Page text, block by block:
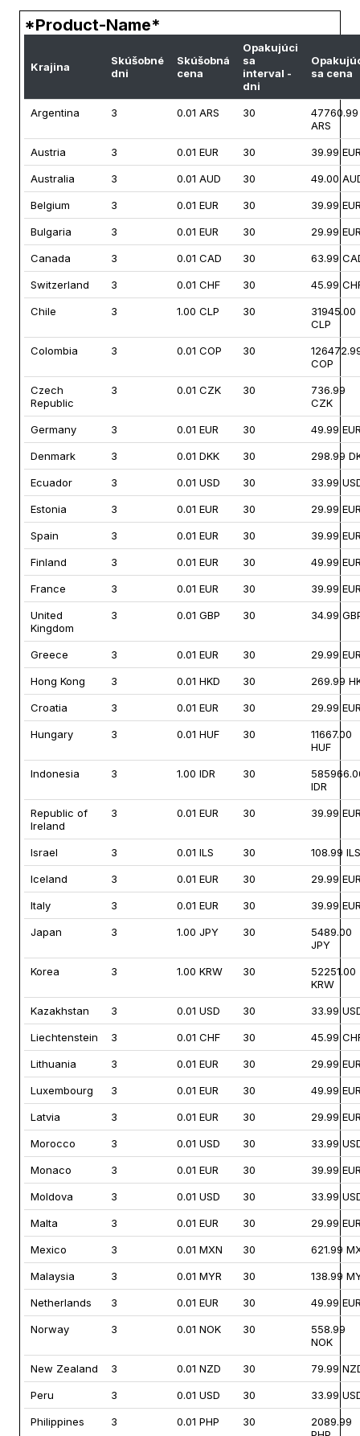
*Product-Name*
Krajina
Skúšobné
dni
Skúšobná
cena
Opakujúci
sa
interval -
dni
sa cena
Argentina 3 0.01 ARS 30
47760.99
ARS
Austria 3 0.01 EUR 30 39.99
Australia 3 0.01 AUD 30 49.00
Belgium 3 0.01 EUR 30 39.99
Bulgaria 3 0.01 EUR 30 29.99
Canada 3 0.01 CAD 30 63.99
Switzerland 3 0.01 CHF 30 45.99
Chile 3 1.00 CLP 30
31945.00
CLP
Colombia 3 0.01 COP 30
COP
Czech
Republic
3 0.01 CZK 30
736.99
CZK
Germany 3 0.01 EUR 30 49.99
Denmark 3 0.01 DKK 30 298.99
Ecuador 3 0.01 USD 30 33.99
Estonia 3 0.01 EUR 30 29.99
Spain 3 0.01 EUR 30 39.99
Finland 3 0.01 EUR 30 49.99
France 3 0.01 EUR 30 39.99
United
Kingdom
3 0.01 GBP 30 34.99
Greece 3 0.01 EUR 30 29.99
Hong Kong 3 0.01 HKD 30 269.99
Croatia 3 0.01 EUR 30 29.99
Hungary 3 0.01 HUF 30
11667.00
HUF
Indonesia 3 1.00 IDR 30
IDR
Republic of
Ireland
3 0.01 EUR 30 39.99
Israel 3 0.01 ILS 30 108.99 ILS
Iceland 3 0.01 EUR 30 29.99
Italy 3 0.01 EUR 30 39.99
Japan 3 1.00 JPY 30
5489.00
JPY
Korea 3 1.00 KRW 30
52251.00
KRW
Kazakhstan 3 0.01 USD 30 33.99
Liechtenstein 3 0.01 CHF 30 45.99
Lithuania 3 0.01 EUR 30 29.99
Luxembourg 3 0.01 EUR 30 49.99
Latvia 3 0.01 EUR 30 29.99
Morocco 3 0.01 USD 30 33.99
Monaco 3 0.01 EUR 30 39.99
Moldova 3 0.01 USD 30 33.99
Malta 3 0.01 EUR 30 29.99
Mexico 3 0.01 MXN 30 621.99
Malaysia 3 0.01 MYR 30 138.99
Netherlands 3 0.01 EUR 30 49.99
Norway 3 0.01 NOK 30
558.99
NOK
New Zealand 3 0.01 NZD 30 79.99
Peru 3 0.01 USD 30 33.99
Philippines 3 0.01 PHP 30
2089.99